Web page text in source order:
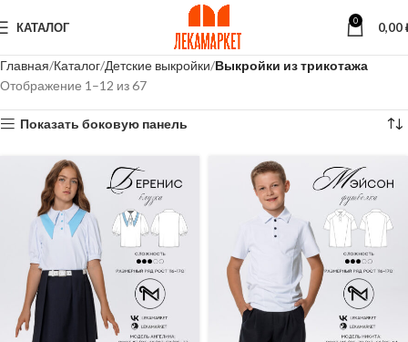
КАТАЛОГ 0 0,00
Главная Каталог Детские выкройки Выкройки из трикотажа
Отображение 1–12 из 67
Показать боковую панель